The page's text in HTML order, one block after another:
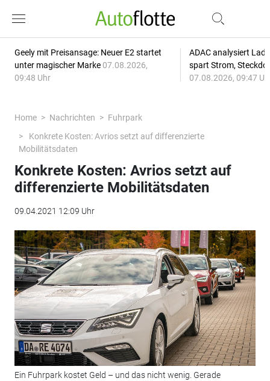
Geely mit Preisansage: Neuer E2 startet
unter magischer Marke 07.08.2026,
09:48 Uhr
ADAC analysiert
spart Strom,
07.08.2026, 09:47
Home Nachrichten
Fuhrpark
Konkrete Kosten: Avrios setzt auf differenzierte
Mobilitätsdaten
Konkrete Kosten: Avrios setzt auf
differenzierte Mobilitätsdaten
09.04.2021 12:09 Uhr
Ein Fuhrpark kostet Geld – und das nicht wenig. Gerade